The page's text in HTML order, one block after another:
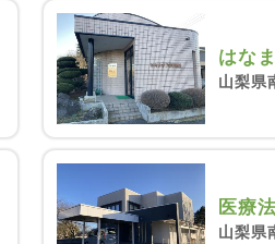
はな
山梨県
医療
山梨県